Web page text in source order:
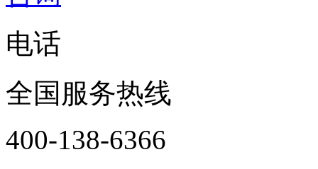
电话
全国服务热线
400-138-6366